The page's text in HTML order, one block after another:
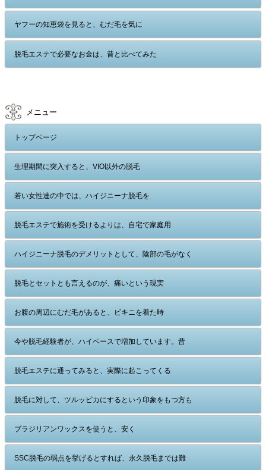
ヤフーの知恵袋を見ると、むだ毛を気に
脱毛エステで必要なお金は、昔と比べてみた
メニュー
トップページ
生理期間に突入すると、VIO以外の脱毛
若い女性達の中では、ハイジニーナ脱毛を
脱毛エステで施術を受けるよりは、自宅で家庭用
ハイジニーナ脱毛のデメリットとして、陰部の毛がなく
脱毛とセットとも言えるのが、痛いという現実
お腹の周辺にむだ毛があると、ビキニを着た時
今や脱毛経験者が、ハイペースで増加しています。昔
脱毛エステに通ってみると、実際に起こってくる
脱毛に対して、ツルッピカにするという印象をもつ方も
ブラジリアンワックスを使うと、安く
SSC脱毛の弱点を挙げるとすれば、永久脱毛までは難